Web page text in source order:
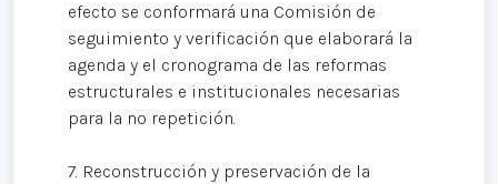
efecto se conformará una Comisión de
seguimiento y verificación que elaborará la
agenda y el cronograma de las reformas
estructurales e institucionales necesarias
para la no repetición.
7. Reconstrucción y preservación de la